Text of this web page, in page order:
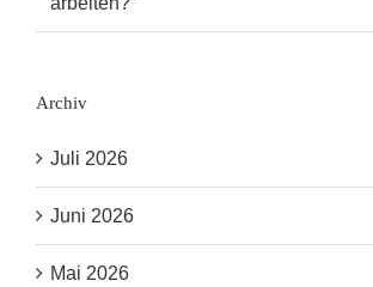
Archiv
Juli 2026
Juni 2026
Mai 2026